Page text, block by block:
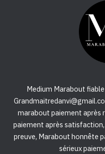
Medium Marabout
marabout paiement après
paiement après
preuve, Marabout honnête
sérieux